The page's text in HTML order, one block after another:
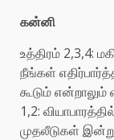
கன்னி
உத்திரம் 2,3,4:
நீங்கள்
கூடும் என்றாலும்
1,2:
முதலீடுகள்